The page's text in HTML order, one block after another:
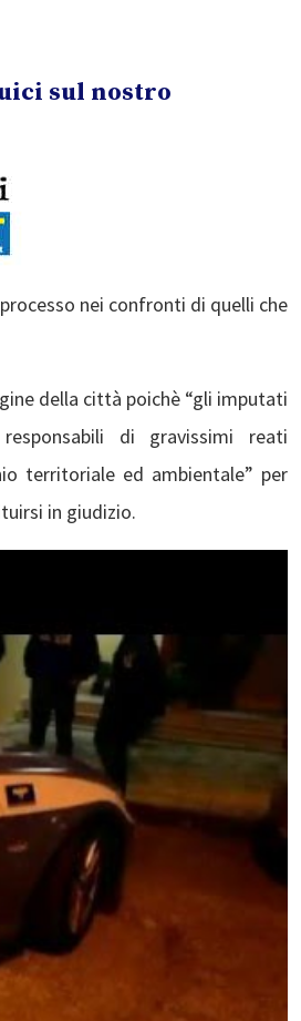
sul nostro
nei confronti di quelli che
della città poichè “gli imputati
di gravissimi reati
territoriale ed ambientale” per
in giudizio.